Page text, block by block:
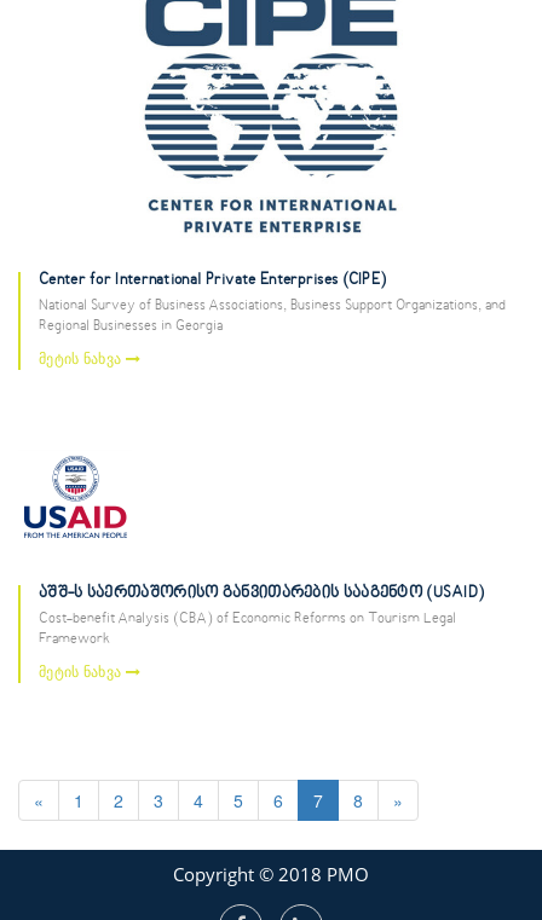
Center for International Private Enterprises (CIPE)
National Survey of Business Associations, Business Support Organizations, and
Regional Businesses in Georgia
მეტის ნახვა
აშშ-ს საერთაშორისო განვითარების სააგენტო (USAID)
Cost-benefit Analysis (CBA) of Economic Reforms on Tourism Legal
Framework
მეტის ნახვა
« 1 2 3 4 5 6 7 8 »
Copyright © 2018 PMO